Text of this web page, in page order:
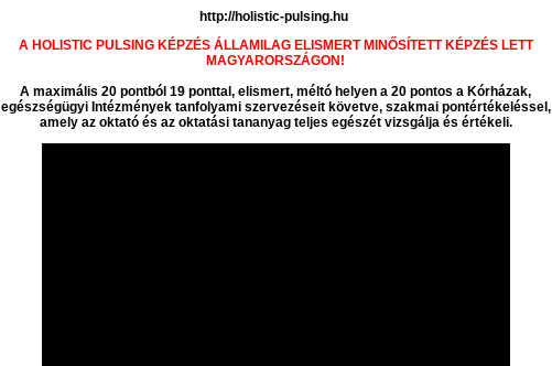
http://holistic-pulsing.hu
A HOLISTIC PULSING KÉPZÉS ÁLLAMILAG ELISMERT MINŐSÍTETT KÉPZÉS LETT
MAGYARORSZÁGON!
A maximális 20 pontból 19 ponttal, elismert, méltó helyen a 20 pontos a Kórházak,
egészségügyi Intézmények tanfolyami szervezéseit követve, szakmai pontértékeléssel,
amely az oktató és az oktatási tananyag teljes egészét vizsgálja és értékeli.